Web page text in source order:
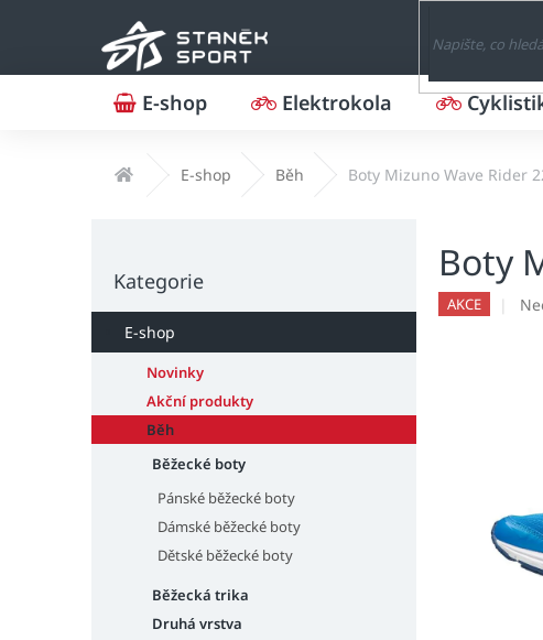
E-shop Elektrokola
Domů E-shop Běh Boty Mizuno Wave Rider
a
í
p
kategorie
Kategorie
E-shop
Novinky
Akční produkty
Běh
Běžecké boty
Pánské běžecké boty
Dámské běžecké boty
Dětské běžecké boty
Běžecká trika
Druhá vrstva
Boty
AKCE